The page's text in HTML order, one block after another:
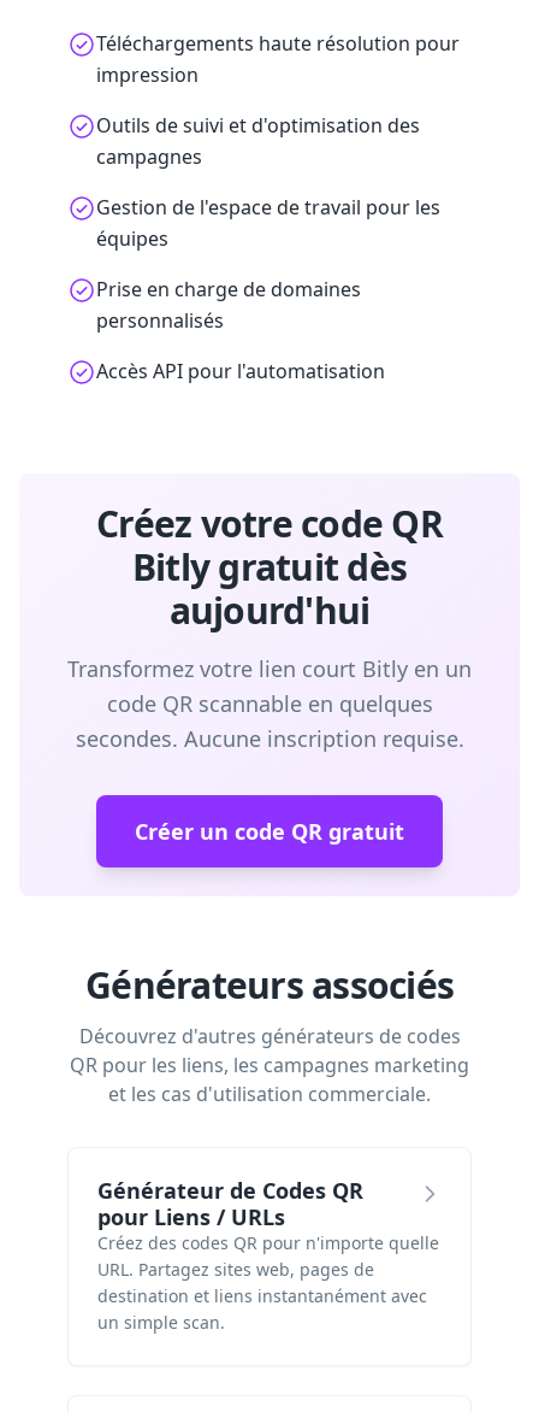
Téléchargements haute résolution pour
impression
Outils de suivi et d'optimisation des
campagnes
Gestion de l'espace de travail pour les
équipes
Prise en charge de domaines
personnalisés
Accès API pour l'automatisation
Créez votre code QR
Bitly gratuit dès
aujourd'hui
Transformez votre lien court Bitly en un
code QR scannable en quelques
secondes. Aucune inscription requise.
Créer un code QR gratuit
Générateurs associés
Découvrez d'autres générateurs de codes
QR pour les liens, les campagnes marketing
et les cas d'utilisation commerciale.
Générateur de Codes QR
pour Liens / URLs
Créez des codes QR pour n'importe quelle
URL. Partagez sites web, pages de
destination et liens instantanément avec
un simple scan.